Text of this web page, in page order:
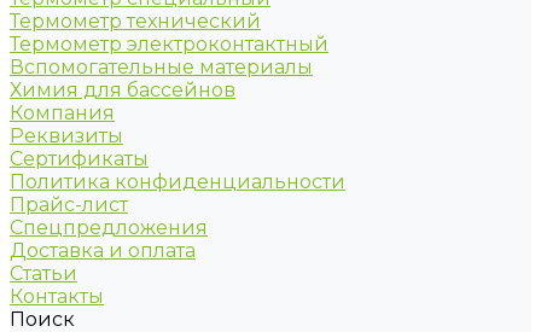
Термометр технический
Термометр электроконтактный
Вспомогательные материалы
Химия для бассейнов
Компания
Реквизиты
Сертификаты
Политика конфиденциальности
Прайс-лист
Спецпредложения
Доставка и оплата
Статьи
Контакты
Поиск